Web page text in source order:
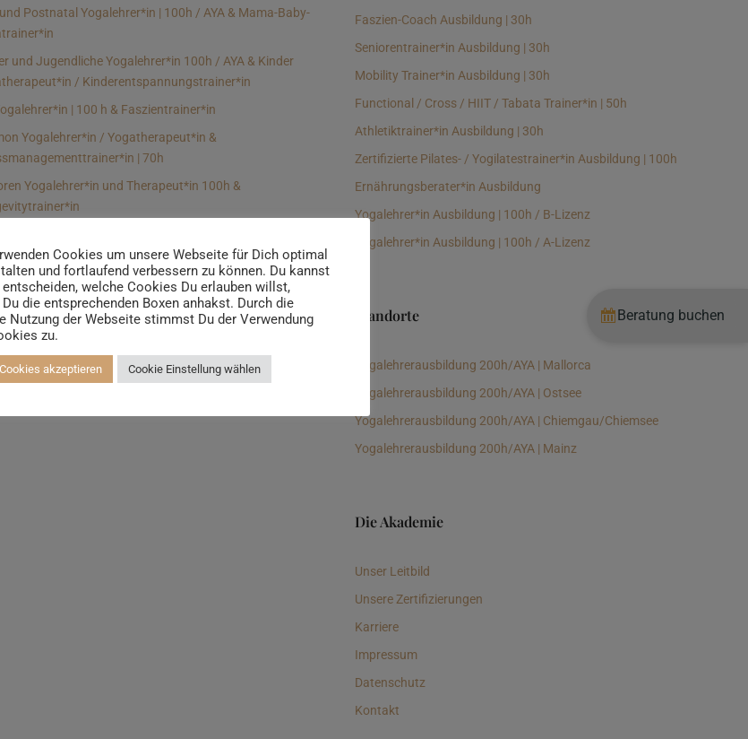
Postnatal Yogalehrer*in | 100h / AYA & Mama-Baby-
und Jugendliche Yogalehrer*in 100h / AYA & Kinder
/ Kinderentspannungstrainer*in
| 100 h & Faszientrainer*in
Yogalehrer*in / Yogatherapeut*in &
| 70h
Yogalehrer*in und Therapeut*in 100h &
| 50h & Achtsamkeitstrainer*in
Alignmenttrainer*in | 40h
Hilfsmitteltrainer*in Ausbildung | 10 h
Faszien-Coach Ausbildung | 30h
Seniorentrainer*in Ausbildung | 30h
Mobility Trainer*in Ausbildung | 30h
Functional / Cross / HIIT / Tabata Trainer*in | 50h
Athletiktrainer*in Ausbildung | 30h
Zertifizierte Pilates- / Yogilatestrainer*in Ausbildung | 100h
Ernährungsberater*in Ausbildung
Yogalehrer*in Ausbildung | 100h / B-Lizenz
Yogalehrer*in Ausbildung | 100h / A-Lizenz
Standorte
Yogalehrerausbildung 200h/AYA | Mallorca
Yogalehrerausbildung 200h/AYA | Ostsee
Yogalehrerausbildung 200h/AYA | Chiemgau/Chiemsee
Yogalehrerausbildung 200h/AYA | Mainz
Die Akademie
Unser Leitbild
Unsere Zertifizierungen
Karriere
Impressum
Datenschutz
Kontakt
Cookies um unsere Webseite für Dich optimal
und fortlaufend verbessern zu können. Du kannst
welche Cookies Du erlauben willst,
die entsprechenden Boxen anhakst. Durch die
Nutzung der Webseite stimmst Du der Verwendung
zu.
akzeptieren Cookie Einstellung wählen
Beratung buchen